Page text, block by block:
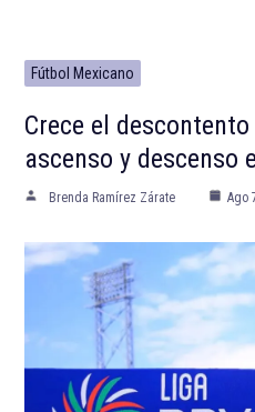
Fútbol Mexicano
Crece el
ascenso y descenso
Brenda Ramírez Zárate Ago